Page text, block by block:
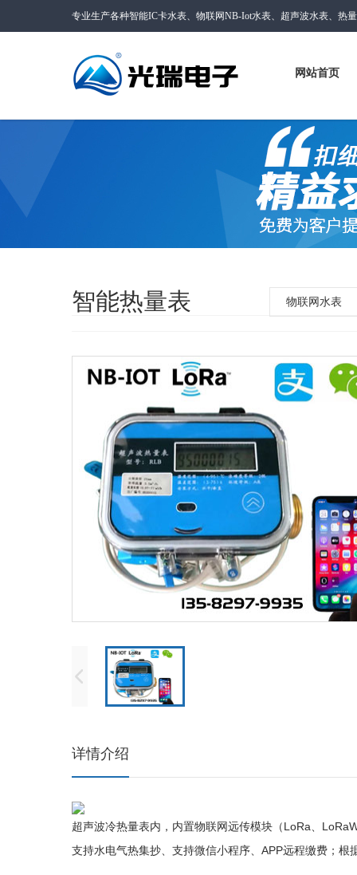
专业生产各种智能IC卡水表、物联网NB-Iot水表、超声波水表、热
网站首页
智能热量表 物联网水表
详情介绍
超声波冷热量表内，内置物联网远传模块（LoRa、
支持水电气热集抄、支持微信小程序、APP远程缴费；